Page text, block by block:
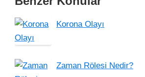
Korona Olayı
Zaman Rölesi Nedir?